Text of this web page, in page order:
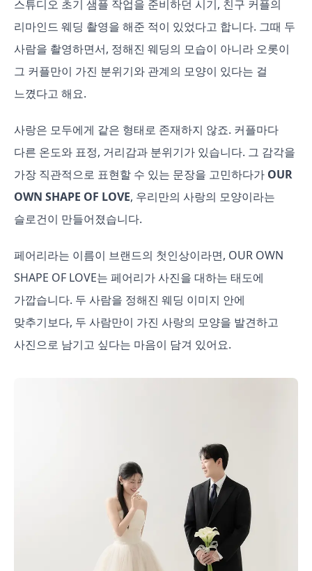
스튜디오 초기 샘플 작업을 준비하던 시기, 친구 커플의
리마인드 웨딩 촬영을 해준 적이 있었다고 합니다. 그때 두
사람을 촬영하면서, 정해진 웨딩의 모습이 아니라 오롯이
그 커플만이 가진 분위기와 관계의 모양이 있다는 걸
느꼈다고 해요.
사랑은 모두에게 같은 형태로 존재하지 않죠. 커플마다
다른 온도와 표정, 거리감과 분위기가 있습니다. 그 감각을
가장 직관적으로 표현할 수 있는 문장을 고민하다가 OUR
OWN SHAPE OF LOVE, 우리만의 사랑의 모양이라는
슬로건이 만들어졌습니다.
페어리라는 이름이 브랜드의 첫인상이라면, OUR OWN
SHAPE OF LOVE는 페어리가 사진을 대하는 태도에
가깝습니다. 두 사람을 정해진 웨딩 이미지 안에
맞추기보다, 두 사람만이 가진 사랑의 모양을 발견하고
사진으로 남기고 싶다는 마음이 담겨 있어요.